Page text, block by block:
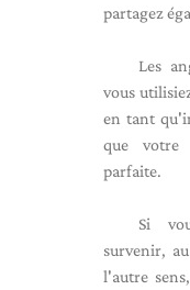
partagez
Les
vous
en tant
que votre
parfaite.
Si
survenir,
l'autre